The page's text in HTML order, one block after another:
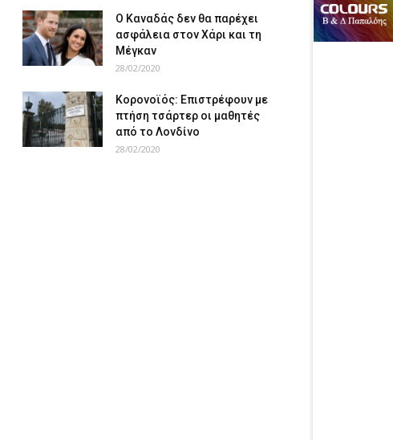
Ο Καναδάς δεν θα παρέχει
ασφάλεια στον Χάρι και τη
Μέγκαν
28/02/2020
Κορονοϊός: Επιστρέφουν με
πτήση τσάρτερ οι μαθητές
από το Λονδίνο
28/02/2020